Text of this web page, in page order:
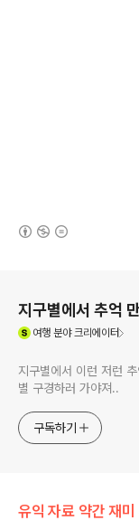
지구별에서 추억
여행분야 크리에이터
지구별에서 이런 저런 추
별 구경하러 가야져..
구독하기
유익 자료 약간 재미